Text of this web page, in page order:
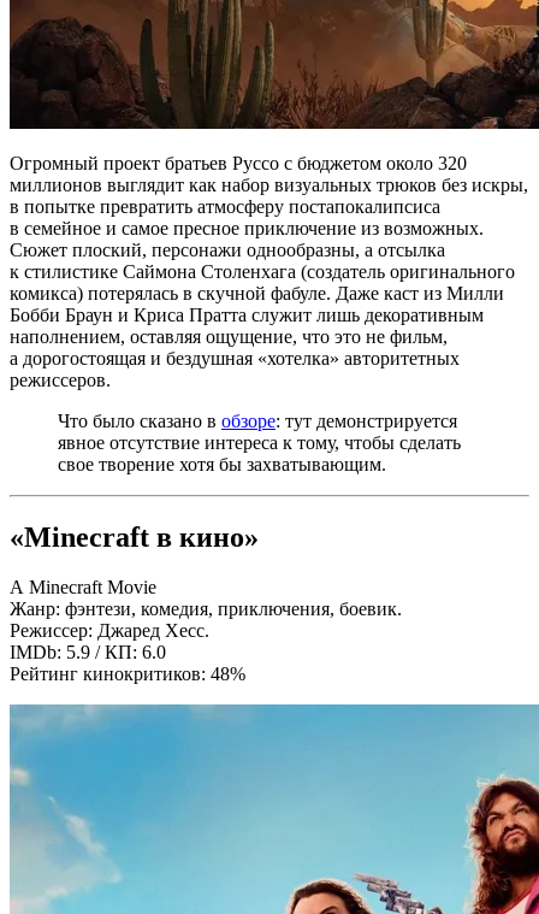
Огромный проект братьев Руссо с бюджетом около 320
миллионов выглядит как набор визуальных трюков без искры,
в попытке превратить атмосферу постапокалипсиса
в семейное и самое пресное приключение из возможных.
Сюжет плоский, персонажи однообразны, а отсылка
к стилистике Саймона Столенхага (создатель оригинального
комикса) потерялась в скучной фабуле. Даже каст из Милли
Бобби Браун и Криса Пратта служит лишь декоративным
наполнением, оставляя ощущение, что это не фильм,
а дорогостоящая и бездушная «хотелка» авторитетных
режиссеров.
Что было сказано в обзоре: тут демонстрируется
явное отсутствие интереса к тому, чтобы сделать
свое творение хотя бы захватывающим.
«Minecraft в кино»
A Minecraft Movie
Жанр: фэнтези, комедия, приключения, боевик.
Режиссер: Джаред Хесс.
IMDb: 5.9 / КП: 6.0
Рейтинг кинокритиков: 48%